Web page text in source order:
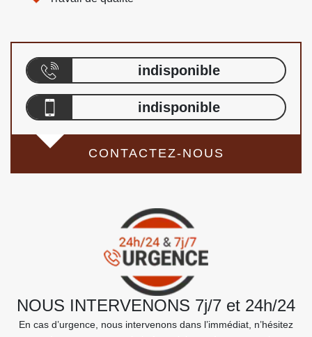
indisponible
indisponible
CONTACTEZ-NOUS
NOUS INTERVENONS 7j/7 et 24h/24
En cas d’urgence, nous intervenons dans l’immédiat, n’hésitez